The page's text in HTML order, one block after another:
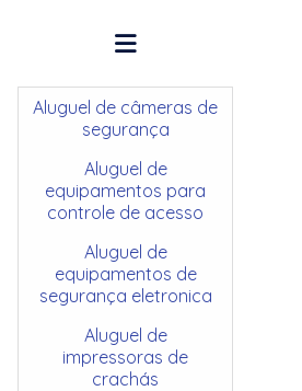
Aluguel de câmeras de
segurança
Aluguel de
equipamentos para
controle de acesso
Aluguel de
equipamentos de
segurança eletronica
Aluguel de
impressoras de
crachás